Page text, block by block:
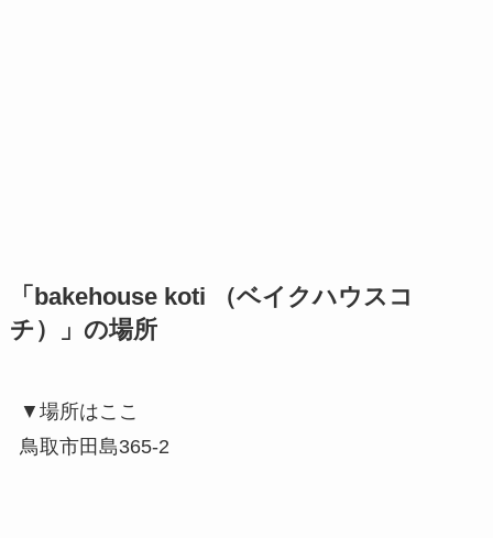
「bakehouse koti （ベイクハウスコ
チ）」の場所
▼場所はここ
鳥取市田島365-2